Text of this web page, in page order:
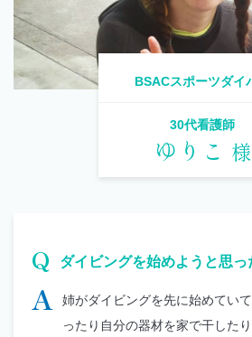
BSACスポーツダイ
30代看護師
ゆりこ 様
Q ダイビングを始めようと思っ
A
姉がダイビングを先に始めてい
ったり自分の器材を家で干した